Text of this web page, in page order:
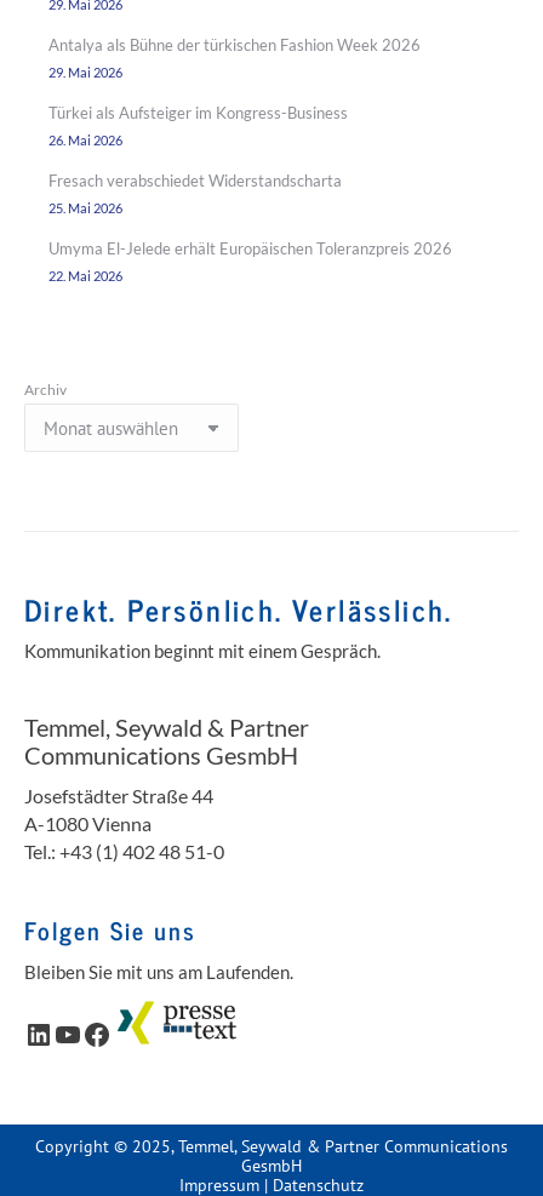
29. Mai 2026
Antalya als Bühne der türkischen Fashion Week 2026
29. Mai 2026
Türkei als Aufsteiger im Kongress-Business
26. Mai 2026
Fresach verabschiedet Widerstandscharta
25. Mai 2026
Umyma El-Jelede erhält Europäischen Toleranzpreis 2026
22. Mai 2026
Archiv
Direkt. Persönlich. Verlässlich.
Kommunikation beginnt mit einem Gespräch.
Temmel, Seywald & Partner
Communications GesmbH
Josefstädter Straße 44
A-1080 Vienna
Tel.: +43 (1) 402 48 51-0
Folgen Sie uns
Bleiben Sie mit uns am Laufenden.
LinkedIn
YouTube
Facebook
Copyright © 2025, Temmel, Seywald & Partner Communications
GesmbH
Impressum | Datenschutz